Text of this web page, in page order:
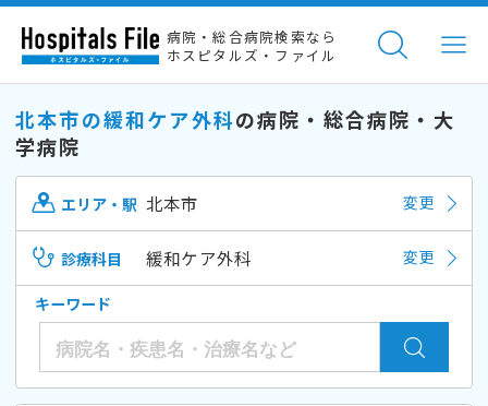
病院・総合病院検索なら
ホスピタルズ・ファイル
北本市の緩和ケア外科の病院・総合病院・大
学病院
エリア・駅 北本市 変更
診療科目 緩和ケア外科 変更
キーワード